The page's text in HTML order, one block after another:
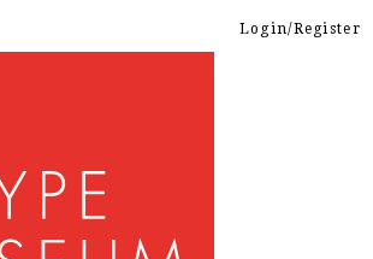
Login/Register